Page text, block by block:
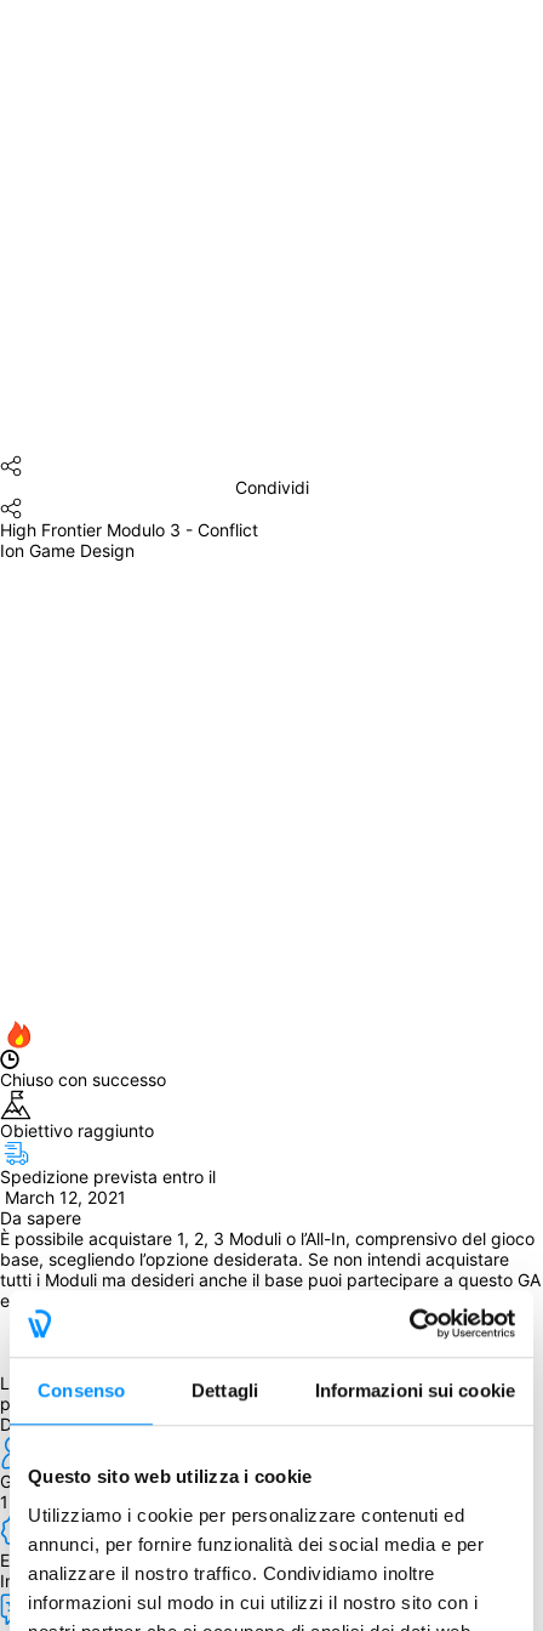
Consenso Dettagli Informazioni sui cookie
Questo sito web utilizza i cookie
Utilizziamo i cookie per personalizzare contenuti ed
annunci, per fornire funzionalità dei social media e per
analizzare il nostro traffico. Condividiamo inoltre
informazioni sul modo in cui utilizzi il nostro sito con i
Condividi
High Frontier Modulo 3 - Conflict
Ion Game Design
Chiuso con successo
Obiettivo raggiunto
Spedizione prevista entro il
March 12, 2021
Da sapere
È possibile acquistare 1, 2, 3 Moduli o l’All-In, comprensivo del gioco
base, scegliendo l’opzione desiderata. Se non intendi acquistare
tutti i Moduli ma desideri anche il base puoi partecipare a questo GA
e separatamente per
La percentuale di sconto è stata applicata al prezzo del preordine
più le spese di spedizione previste dall’editore.
Dettagli
Giocatori
1 - 5
Edizione
Inglese